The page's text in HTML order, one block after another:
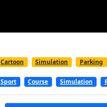
Cartoon Simulation Parking
Sport Course Simulation